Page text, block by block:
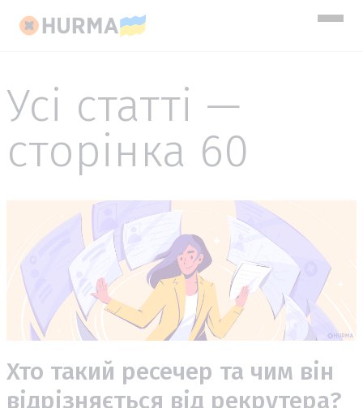
Усі статті —
сторінка 60
Хто такий ресечер та чим він
відрізняється від рекрутера?